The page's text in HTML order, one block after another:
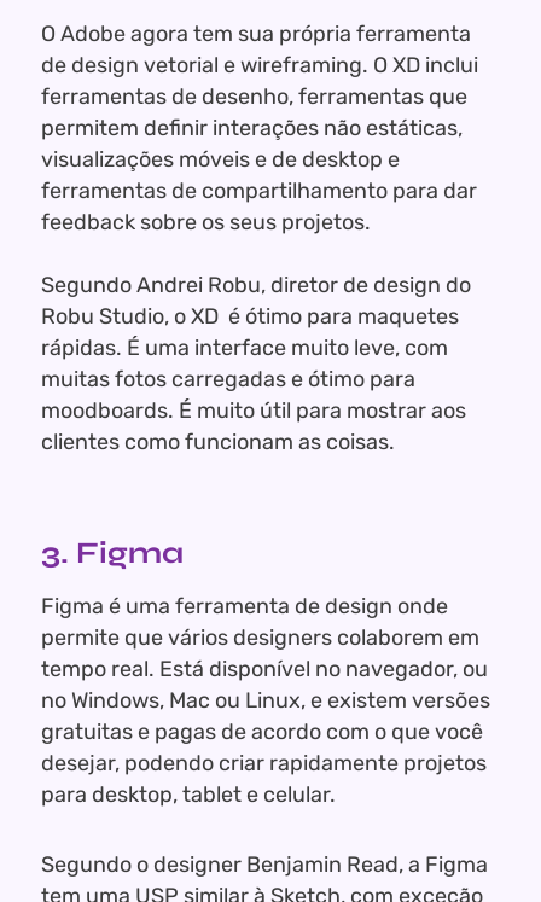
O Adobe agora tem sua própria ferramenta
de design vetorial e wireframing. O XD inclui
ferramentas de desenho, ferramentas que
permitem definir interações não estáticas,
visualizações móveis e de desktop e
ferramentas de compartilhamento para dar
feedback sobre os seus projetos.
Segundo Andrei Robu, diretor de design do
Robu Studio, o XD é ótimo para maquetes
rápidas. É uma interface muito leve, com
muitas fotos carregadas e ótimo para
moodboards. É muito útil para mostrar aos
clientes como funcionam as coisas.
3. Figma
Figma é uma ferramenta de design onde
permite que vários designers colaborem em
tempo real. Está disponível no navegador, ou
no Windows, Mac ou Linux, e existem versões
gratuitas e pagas de acordo com o que você
desejar, podendo criar rapidamente projetos
para desktop, tablet e celular.
Segundo o designer Benjamin Read, a Figma
tem uma USP similar à Sketch, com exceção